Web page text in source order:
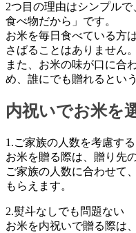
2つ目の理由はシンプル
食べ物だから」です。
お米を毎日食べている方
さばることはありません。
また、お米の味が口に合
め、誰にでも贈れるとい
内祝いでお米を
1.ご家族の人数を考慮する
お米を贈る際は、贈り先
ご家族の人数に合わせて
もらえます。
2.熨斗なしでも問題ない
お米を内祝いで贈る際は